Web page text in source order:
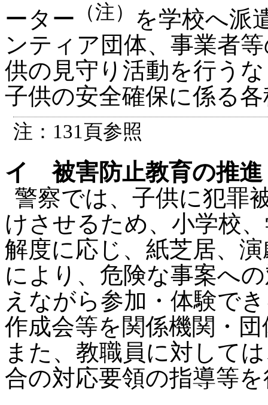
ーター （注）
を学校へ派
ンティア団体、事業者
供の見守り活動を行う
子供の安全確保に係る
注：131頁参照
イ 被害防止教育の推進
警察では、子供に犯罪
けさせるため、小学校
解度に応じ、紙芝居、
により、危険な事案へ
えながら参加・体験で
作成会等を関係機関・
また、教職員に対して
合の対応要領の指導等